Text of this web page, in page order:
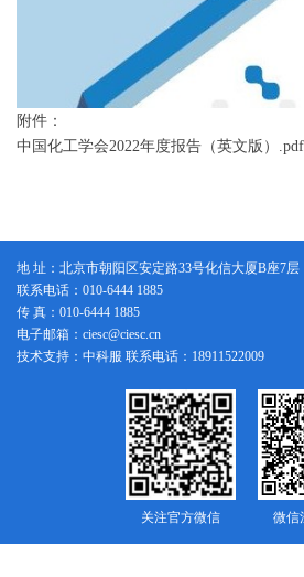
附件：
中国化工学会2022年度报告（英文版）.pdf
地 址：北京市朝阳区安定路33号化信大厦B座7层
联系电话：010-6444 1885
传 真：010-6444 1885
电子邮箱：ciesc@ciesc.cn
技术支持：中科服 联系电话：18911522009
关注官方微信 微信